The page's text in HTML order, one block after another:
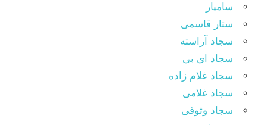
سامیار
ستار قاسمی
سجاد آراسته
سجاد ای بی
سجاد غلام زاده
سجاد غلامی
سجاد وثوقى